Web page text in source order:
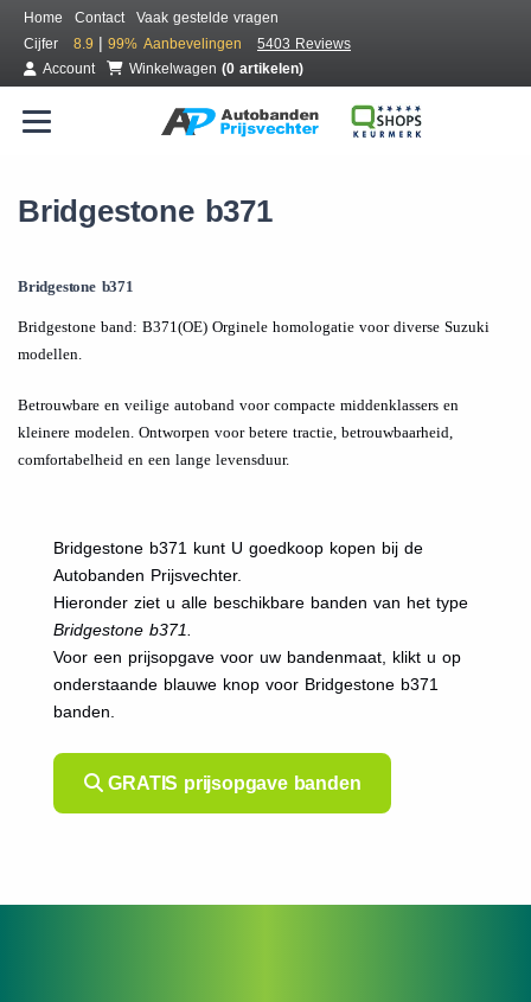
Home Contact
Vaak gestelde vragen
Cijfer
8.9 | 99% Aanbevelingen
5403 Reviews
Account
Winkelwagen (0 artikelen)
Bridgestone b371
Bridgestone b371
Bridgestone band: B371(OE) Orginele homologatie voor diverse Suzuki
modellen.
Betrouwbare en veilige autoband voor compacte middenklassers en
kleinere modelen. Ontworpen voor betere tractie, betrouwbaarheid,
comfortabelheid en een lange levensduur.
Bridgestone b371 kunt U goedkoop kopen bij de
Autobanden Prijsvechter.
Hieronder ziet u alle beschikbare banden van het type
Bridgestone b371.
Voor een prijsopgave voor uw bandenmaat, klikt u op
onderstaande blauwe knop voor Bridgestone b371
banden.
GRATIS prijsopgave banden